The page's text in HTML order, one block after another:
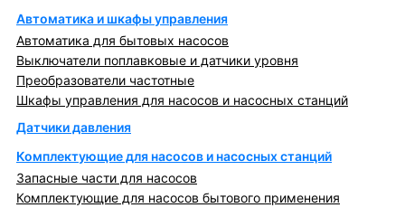
Автоматика и шкафы управления
Автоматика для бытовых насосов
Выключатели поплавковые и датчики уровня
Преобразователи частотные
Шкафы управления для насосов и насосных станций
Датчики давления
Комплектующие для насосов и насосных станций
Запасные части для насосов
Комплектующие для насосов бытового применения